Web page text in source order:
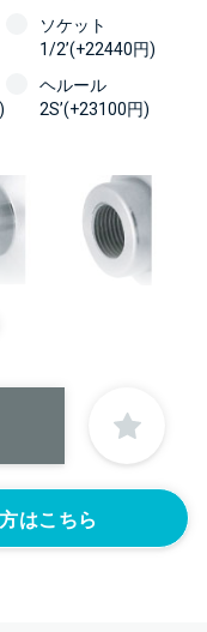
ソケット
1/2’(+22440円)
ヘルール
2S’(+23100円)
ニップル
1/2’(+22440円)
はこちら